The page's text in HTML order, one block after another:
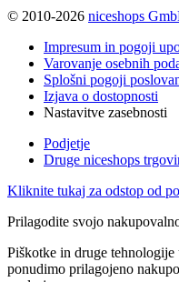
© 2010-2026 niceshops
Impresum in pogoji
Varovanje osebnih
Splošni pogoji
Izjava o dostopnosti
Nastavitve zasebnosti
Podjetje
Druge niceshops
Kliknite tukaj za odstop od
Prilagodite svojo
Piškotke in druge tehnologije
ponudimo prilagojeno